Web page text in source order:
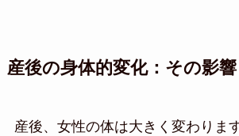
産後の身体的変化：その影
産後、女性の体は大きく変わりま